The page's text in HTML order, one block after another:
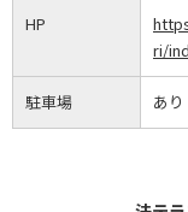
HP
ri/
駐車場 あり